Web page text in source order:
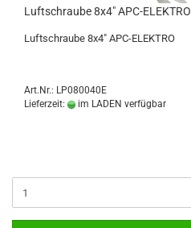
Luftschraube 8x4" APC-ELEKTRO
Luftschraube 8x4" APC-ELEKTRO
Art.Nr.: LP080040E
Lieferzeit:
im LADEN verfügbar